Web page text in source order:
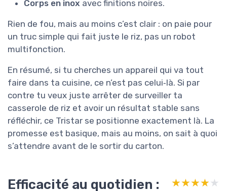
Corps en inox avec finitions noires.
Rien de fou, mais au moins c’est clair : on paie pour
un truc simple qui fait juste le riz, pas un robot
multifonction.
En résumé, si tu cherches un appareil qui va tout
faire dans ta cuisine, ce n’est pas celui‑là. Si par
contre tu veux juste arrêter de surveiller ta
casserole de riz et avoir un résultat stable sans
réfléchir, ce Tristar se positionne exactement là. La
promesse est basique, mais au moins, on sait à quoi
s’attendre avant de le sortir du carton.
Efficacité au quotidien :
★★★★★
★★★★★